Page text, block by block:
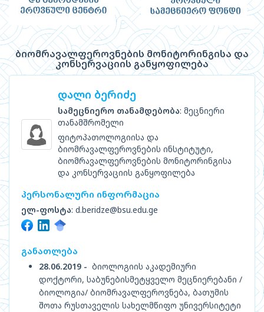
ბიომრავალფეროვნების მონიტორინგისა და
კონსერვაციის განყოფილება
დალი ბერიძე
სამეცნიერო თანამდებობა: მეცნიერი
თანამშრომელი
ფიტოპათოლოგიისა და
ბიომრავალფეროვნების ინსტიტუტი,
ბიომრავალფეროვნების მონიტორინგისა
და კონსერვაციის განყოფილება
პერსონალური ინფორმაცია
ელ-ფოსტა: d.beridze@bsu.edu.ge
განათლება
28.06.2019 - ბიოლოგიის აკადემიური
დოქტორი, საბუნებისმეტყველო მეცნიერებანი /
ბიოლოგია/ ბიომრავალფეროვნება, ბათუმის
შოთა რუსთაველის სახელმწიფო უნივერსიტეტი